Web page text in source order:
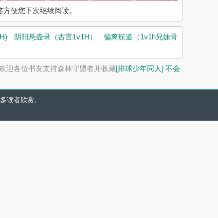
便您下次继续阅读。
阴阳悬壶录（古言1v1H） 偏离航道（1v1h兄妹骨
迎各位书友支持森林守望者并收藏[排球少年同人] 不会
读者欣赏。